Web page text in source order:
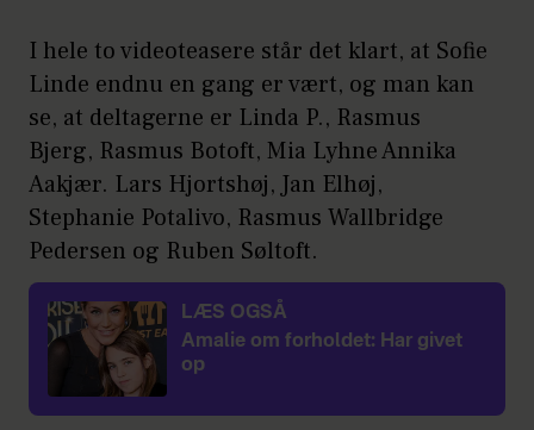
I hele to videoteasere står det klart, at Sofie
Linde endnu en gang er vært, og man kan
se, at deltagerne er Linda P., Rasmus
Bjerg, Rasmus Botoft, Mia Lyhne Annika
Aakjær. Lars Hjortshøj, Jan Elhøj,
Stephanie Potalivo, Rasmus Wallbridge
Pedersen og Ruben Søltoft.
LÆS OGSÅ
Amalie om forholdet: Har givet
op